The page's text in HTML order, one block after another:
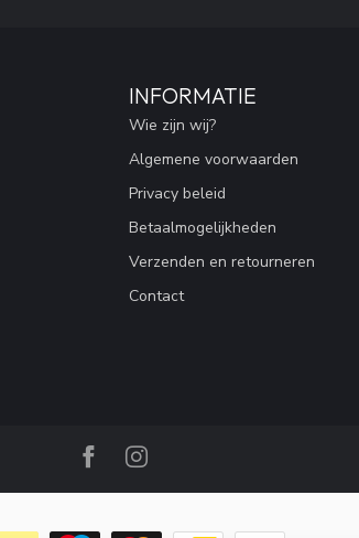
INFORMATIE
Wie zijn wij?
Algemene voorwaarden
Privacy beleid
Betaalmogelijkheden
Verzenden en retourneren
Contact